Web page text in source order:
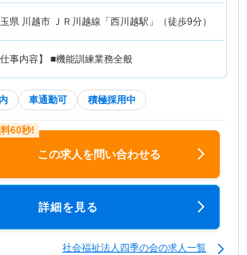
県 川越市 ＪＲ川越線「西川越駅」（徒歩9分）
仕事内容】 ■機能訓練業務全般
車通勤可 積極採用中
この求人を問い合わせる
詳細を見る
社会福祉法人四季の会の求人一覧